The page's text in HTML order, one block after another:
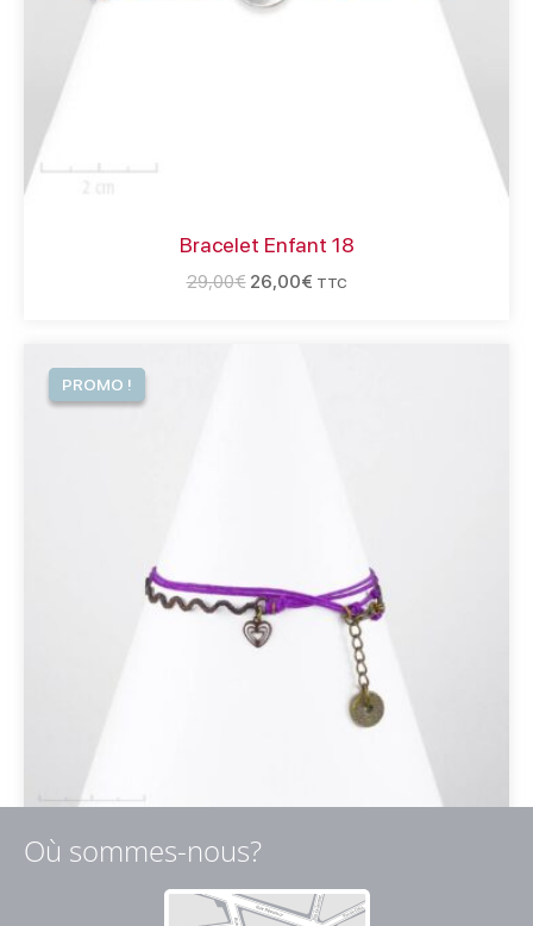
Bracelet Enfant 18
29,00€ 26,00€ TTC
PROMO !
PROMO !
Bracelet Enfant 6
46,00 €39,00 € TTC
Où sommes-nous?